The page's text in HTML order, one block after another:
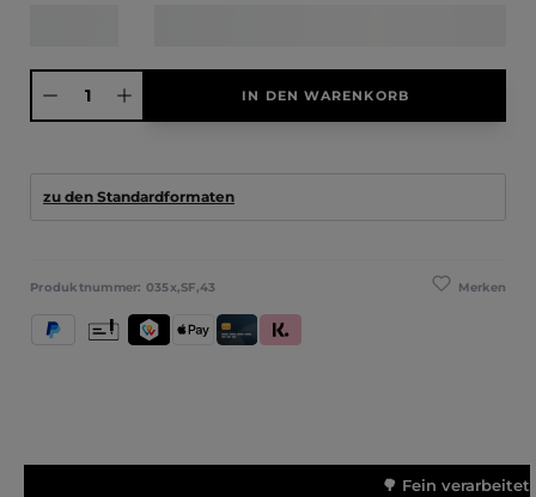
IN DEN WARENKORB
zu den Standardformaten
Merken
Produktnummer: 035x,SF,43
TWINT
PayPal Apple PayKredit- und Debitkarte
Klarna (Rechnung / Ratenkauf / Sofort)
Vorkasse
🌳 Fein